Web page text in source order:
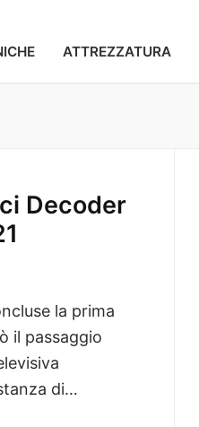
ATTREZZATURA
Decoder
la prima
il passaggio
di…